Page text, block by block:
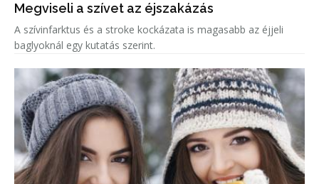
Megviseli a szívet az éjszakázás
A szívinfarktus és a stroke kockázata is magasabb az éjjeli
baglyoknál egy kutatás szerint.